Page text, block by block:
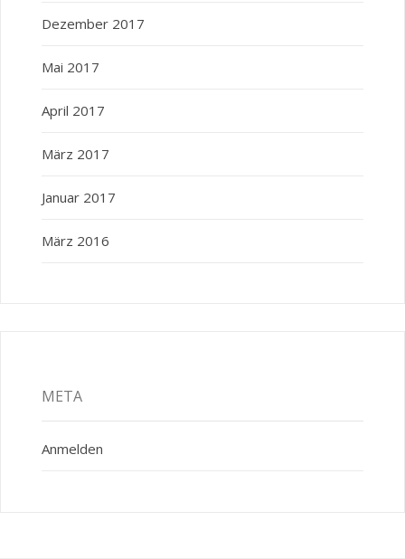
Dezember 2017
Mai 2017
April 2017
März 2017
Januar 2017
März 2016
META
Anmelden